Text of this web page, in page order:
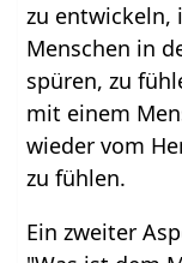
zu entwickeln,
Menschen in
spüren, zu
mit einem
wieder vom
zu fühlen.
Ein zweiter